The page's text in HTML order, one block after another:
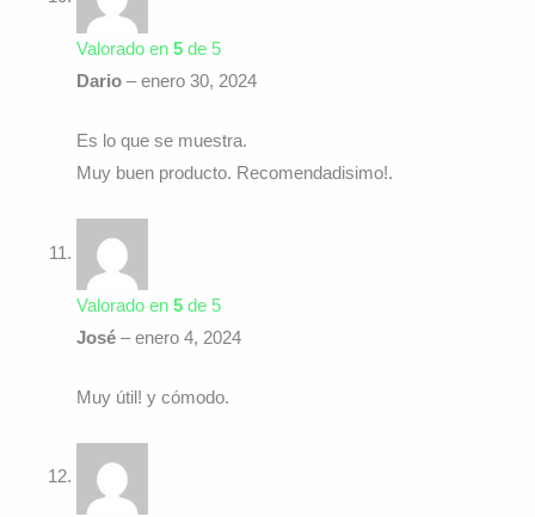
Valorado en 5de 5
Dario – enero 30, 2024
Es lo que se muestra.
Muy buen producto. Recomendadisimo!.
Valorado en 5de 5
José – enero 4, 2024
Muy útil! y cómodo.